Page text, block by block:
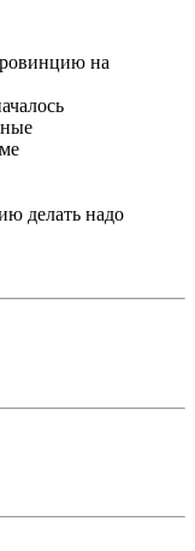
на
делать надо